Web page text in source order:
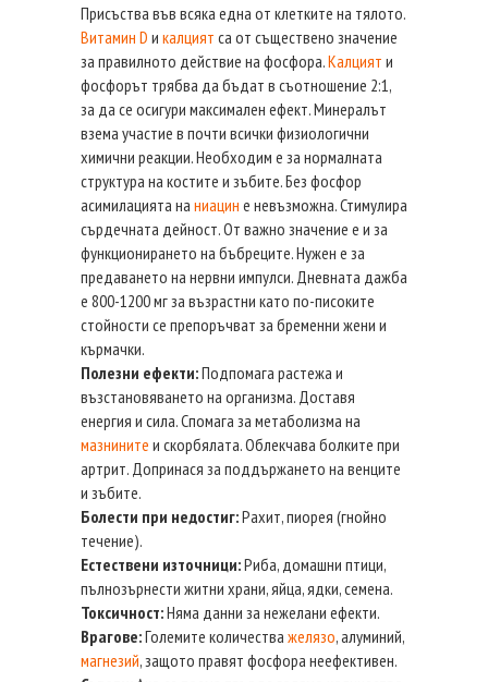
Присъства във всяка една от клетките на тялото.
Витамин D и калцият са от съществено значение
за правилното действие на фосфора.Калцият и
фосфорът трябва да бъдат в съотношение 2:1,
за да се осигури максимален ефект. Минералът
взема участие в почти всички физиологични
химични реакции. Необходим е за нормалната
структура на костите и зъбите. Без фосфор
асимилацията на ниацин е невъзможна. Стимулира
сърдечната дейност. От важно значение е и за
функционирането на бъбреците. Нужен е за
предаването на нервни импулси. Дневната дажба
е 800-1200 мг за възрастни като по-писоките
стойности се препоръчват за бременни жени и
кърмачки.
Полезни ефекти:Подпомага растежа и
възстановяването на организма. Доставя
енергия и сила. Спомага за метаболизма на
мазнините и скорбялата. Облекчава болките при
артрит. Допринася за поддържането на венците
и зъбите.
Болести при недостиг:Рахит, пиорея (гнойно
течение).
Естествени източници:Риба, домашни птици,
пълнозърнести житни храни, яйца, ядки, семена.
Токсичност:Няма данни за нежелани ефекти.
Врагове:Големите количества желязо, алуминий,
магнезий, защото правят фосфора неефективен.